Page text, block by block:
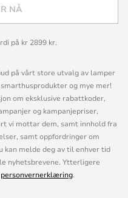
NÅ
på kr 2899 kr.
på vårt store utvalg av lamper
og mye mer!
om eksklusive rabattkoder,
og kampanjepriser,
vi mottar dem, samt innhold fra
samt oppfordringer om
kan melde deg av til enhver tid
nyhetsbrevene. Ytterligere
personvernerklæring.